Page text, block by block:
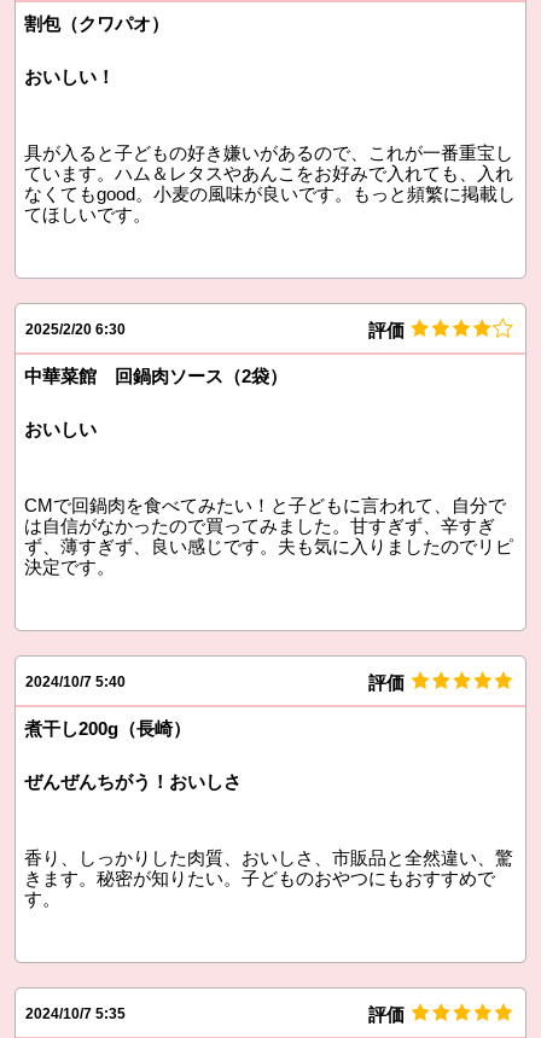
割包（クワパオ）
おいしい！
具が入ると子どもの好き嫌いがあるので、これが一番重宝し
ています。ハム＆レタスやあんこをお好みで入れても、入れ
なくてもgood。小麦の風味が良いです。もっと頻繁に掲載し
てほしいです。
2025/2/20 6:30 評価
中華菜館 回鍋肉ソース（2袋）
おいしい
CMで回鍋肉を食べてみたい！と子どもに言われて、自分で
は自信がなかったので買ってみました。甘すぎず、辛すぎ
ず、薄すぎず、良い感じです。夫も気に入りましたのでリピ
決定です。
2024/10/7 5:40 評価
煮干し200g（長崎）
ぜんぜんちがう！おいしさ
香り、しっかりした肉質、おいしさ、市販品と全然違い、驚
きます。秘密が知りたい。子どものおやつにもおすすめで
す。
2024/10/7 5:35 評価